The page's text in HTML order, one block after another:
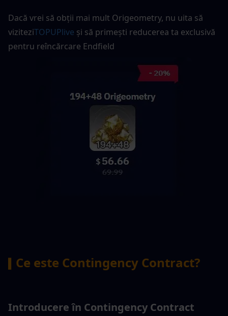
Dacă vrei să obții mai mult Origeometry, nu uita să
viziteziTOPUPlive și să primești reducerea ta exclusivă
pentru reîncărcare Endfield
Ce este Contingency Contract?
Introducere în Contingency Contract